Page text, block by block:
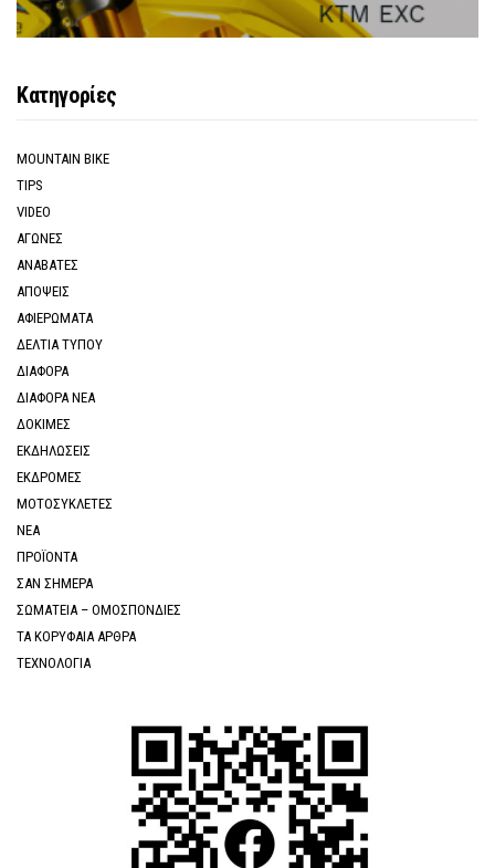
Κατηγορίες
MOUNTAIN BIKE
TIPS
VIDEO
ΑΓΩΝΕΣ
ΑΝΑΒΑΤΕΣ
ΑΠΟΨΕΙΣ
ΑΦΙΕΡΩΜΑΤΑ
ΔΕΛΤΙΑ ΤΥΠΟΥ
ΔΙΑΦΟΡΑ
ΔΙΑΦΟΡΑ ΝΕΑ
ΔΟΚΙΜΕΣ
ΕΚΔΗΛΩΣΕΙΣ
ΕΚΔΡΟΜΕΣ
ΜΟΤΟΣΥΚΛΕΤΕΣ
ΝΕΑ
ΠΡΟΪΟΝΤΑ
ΣΑΝ ΣΗΜΕΡΑ
ΣΩΜΑΤΕΙΑ – ΟΜΟΣΠΟΝΔΙΕΣ
ΤΑ ΚΟΡΥΦΑΙΑ ΑΡΘΡΑ
ΤΕΧΝΟΛΟΓΙΑ